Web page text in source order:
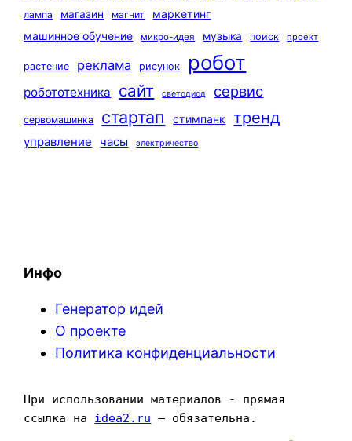
лампа
магазин магнит
маркетинг
машинное обучение
микро-идея музыка поиск проект
растение реклама рисунок робот
робототехника сайт светодиод сервис
сервомашинка стартап стимпанк тренд
управление часы электричество
Инфо
Генератор идей
О проекте
Политика конфиденциальности
При использовании материалов - прямая
ссылка на idea2.ru — обязательна.